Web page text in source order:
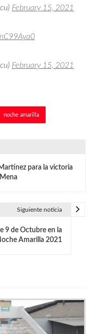
February 15, 2021
February 15, 2021
noche amarilla
para la victoria
Siguiente noticia
9 de Octubre en la
Amarilla 2021